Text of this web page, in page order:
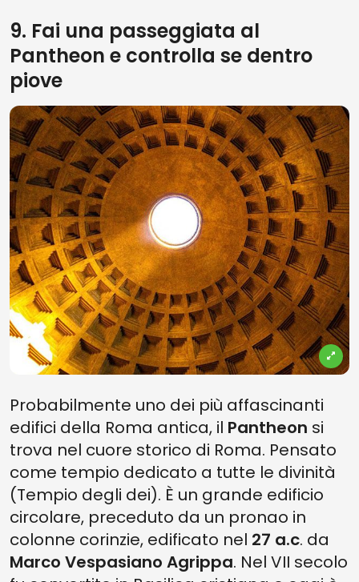
9. Fai una passeggiata al
Pantheon e controlla se dentro
piove
Probabilmente uno dei più affascinanti
edifici della Roma antica, il Pantheon si
trova nel cuore storico di Roma. Pensato
come tempio dedicato a tutte le divinità
(Tempio degli dei). È un grande edificio
circolare, preceduto da un pronao in
colonne corinzie, edificato nel 27 a.c. da
Marco Vespasiano Agrippa. Nel VII secolo